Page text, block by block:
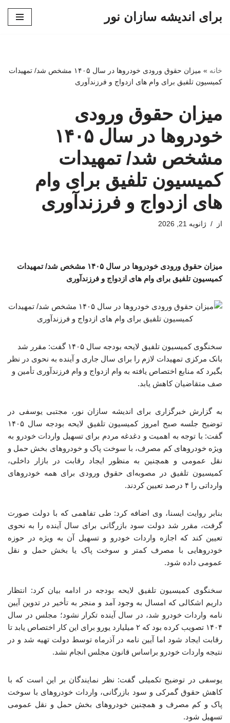
برای اندیشه سازان نور
خانه »
میزان حقوق ورودی خودروها در سال ۱۴۰۵ مشخص شد/ تمهیدات
کمیسیون تلفیق برای وام های ازدواج و فرزندآوری
میزان حقوق ورودی
خودروها در سال ۱۴۰۵
مشخص شد/ تمهیدات
کمیسیون تلفیق برای وام
های ازدواج و فرزندآوری
از ژانویه 21, 2026
میزان حقوق ورودی خودروها در سال ۱۴۰۵ مشخص شد/ تمهیدات
کمیسیون تلفیق برای وام های ازدواج و فرزندآوری
سخنگوی کمیسیون تلفیق لایحه بودجه سال ۱۴۰۵ گفت: مقرر شد
بانک مرکزی تمهیدات لازم را برای سال جاری و آینده به نحوی در نظر
بگیرد که منابع اختصاص یافته به وام ازدواج و وام فرزندآوری تأمین و
صف متقاضیان کاهش یابد.
به گزارش خبرگزاری برای اندیشه سازان نور، مجتبی یوسفی در
توضیح جلسه صبح امروز کمیسیون تلفیق لایحه بودجه سال ۱۴۰۵
گفت: با توجه به اهمیت و دغدغه مردم برای تسهیل واردات خودرو به
ویژه خودروهای کم مصرف، با سوخت پاک و خودروهای بخش حمل و
نقل عمومی و همچنین به منظور ایجاد رقابت در بازار داخلی،
کمیسیون تلفیق در مصوبه‌ای حقوق ورودی برای همه خودروهای
وارداتی را ۴ درصد تعیین کردند.
بنابر روایت ایسنا، وی اضافه کرد: طی تفاهمی که با دولت صورت
گرفت، مقرر شد دولت سود بازرگانی برای سال آینده را به نحوی
تعیین کند که اجازه واردات خودرو و تسهیل آن به ویژه در حوزه
خودروهایی با مصرف کمتر و سوخت پاک یا بخش حمل و نقل
عمومی داده شود.
سخنگوی کمیسیون تلفیق لایحه بودجه در ادامه بیان کرد: انتظار
داریم اشکالی که امسال به وجود آمد و منجر به تأخیر در تدوین آیین
نامه واردات خودرو شد، در سال آینده تکرار نشود؛ مجلس در سال
۱۴۰۴ تصویب کرده بود که ۲ میلیارد یورو برای این کار اختصاص یابد تا
رقابت ایجاد شود اما آیین نامه در آذرماه توسط دولت تهیه شد و در
نتیجه واردات خودرو براساس قانون مجلس انجام نشد.
یوسفی در توضیح تکمیلی گفت: نظر نمایندگان بر این است که با
کاهش حقوق گمرکی و سود بازرگانی، واردات خودروهای با سوخت
پاک و کم مصرف و همچنین خودروهای بخش حمل و نقل عمومی
تسهیل شود.